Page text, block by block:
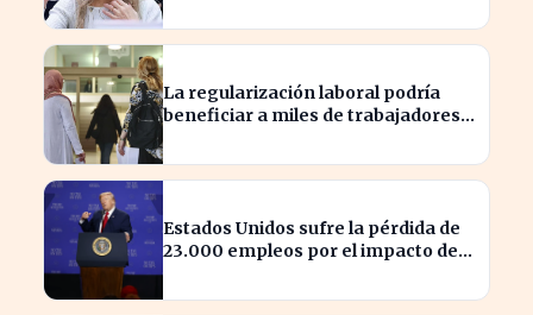
La regularización laboral podría
beneficiar a miles de trabajadores
Estados Unidos sufre la pérdida de
23.000 empleos por el impacto de